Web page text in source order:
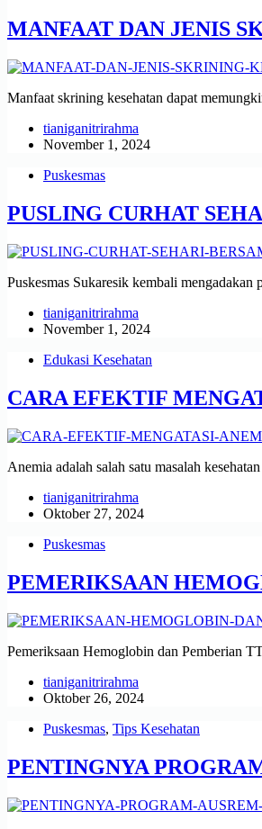
MANFAAT DAN JENIS
Manfaat skrining kesehatan dapat
tianiganitrirahma
November 1, 2024
Puskesmas
PUSLING CURHAT
Puskesmas Sukaresik kembali
tianiganitrirahma
November 1, 2024
Edukasi Kesehatan
CARA EFEKTIF
Anemia adalah salah satu masalah
tianiganitrirahma
Oktober 27, 2024
Puskesmas
PEMERIKSAAN
Pemeriksaan Hemoglobin dan Pemberian
tianiganitrirahma
Oktober 26, 2024
Puskesmas, Tips Kesehatan
PENTINGNYA